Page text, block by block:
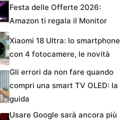
Festa delle Offerte 2026:
Amazon ti regala il Monitor
Xiaomi 18 Ultra: lo smartphone
con 4 fotocamere, le novità
Gli errori da non fare quando
compri una smart TV OLED: la
guida
Usare Google sarà ancora più